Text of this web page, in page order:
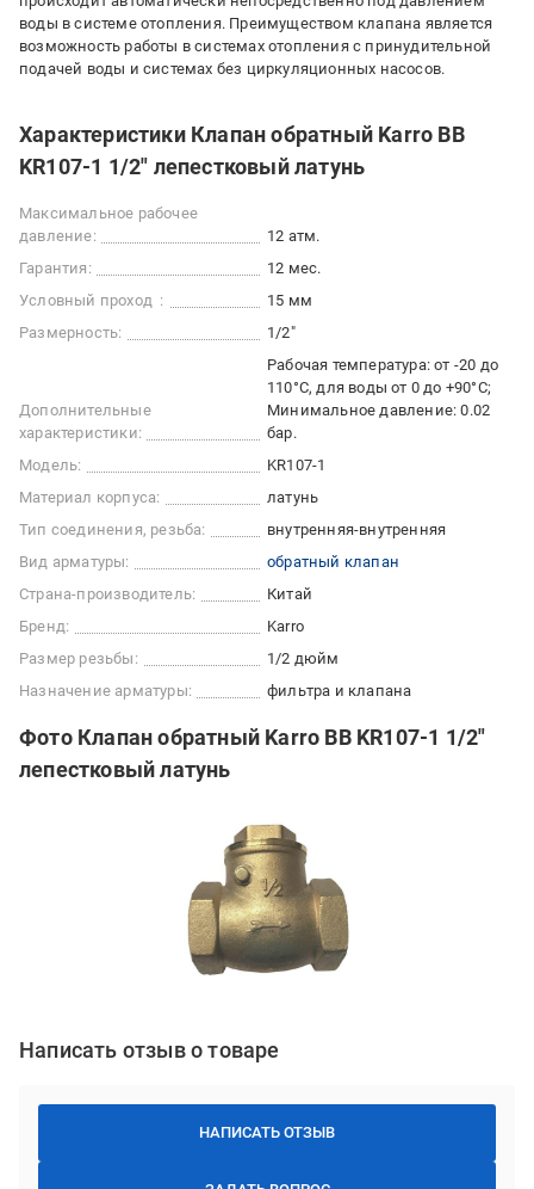
воды в системе отопления. Преимуществом клапана является
возможность работы в системах отопления с принудительной
подачей воды и системах без циркуляционных насосов.
Характеристики Клапан обратный Karro ВВ
KR107-1 1/2" лепестковый латунь
Максимальное рабочее
давление:
12 атм.
Гарантия:
12 мес.
Условный проход :
15 мм
Размерность:
1/2"
Дополнительные
характеристики:
Рабочая температура: от -20 до
110°C, для воды от 0 до +90°C;
Минимальное давление: 0.02
бар.
Модель:
KR107-1
Материал корпуса:
латунь
Тип соединения, резьба:
внутренняя-внутренняя
Вид арматуры:
обратный клапан
Страна-производитель:
Китай
Бренд:
Karro
Размер резьбы:
1/2 дюйм
Назначение арматуры:
фильтра и клапана
Фото Клапан обратный Karro ВВ KR107-1 1/2"
лепестковый латунь
Написать отзыв о товаре
НАПИСАТЬ ОТЗЫВ